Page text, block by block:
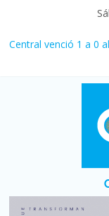
Central venció 1 a 0
La morosidad
afecta a 400 mil
Desde que asumió
denuncia crisis
Vacaciones de
turístico: 4,6
Fuerte caída de la